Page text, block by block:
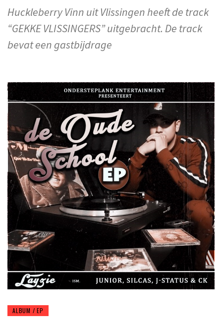
Huckleberry Vinn uit Vlissingen heeft de track
“GEKKE VLISSINGERS” uitgebracht. De track
bevat een gastbijdrage
ALBUM / EP